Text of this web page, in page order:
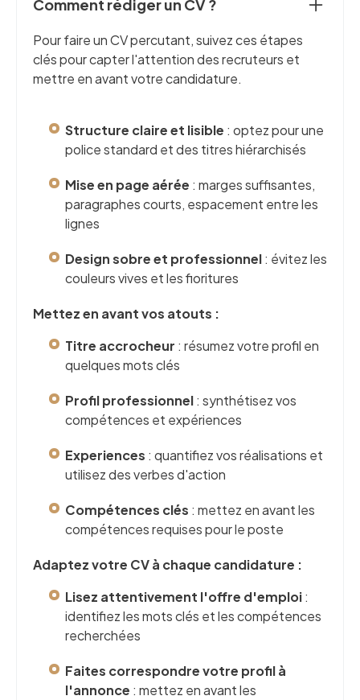
Comment rédiger un CV ?
Pour faire un CV percutant, suivez ces étapes
clés pour capter l'attention des recruteurs et
mettre en avant votre candidature.
Structure claire et lisible : optez pour une
police standard et des titres hiérarchisés
Mise en page aérée : marges suffisantes,
paragraphes courts, espacement entre les
lignes
Design sobre et professionnel: évitez les
couleurs vives et les fioritures
Mettez en avant vos atouts :
Titre accrocheur : résumez votre profil en
quelques mots clés
Profil professionnel: synthétisez vos
compétences et expériences
Experiences : quantifiez vos réalisations et
utilisez des verbes d'action
Compétences clés : mettez en avant les
compétences requises pour le poste
Adaptez votre CV à chaque candidature :
Lisez attentivement l'offre d'emploi:
identifiez les mots clés et les compétences
recherchées
Faites correspondre votre profil à
l'annonce : mettez en avant les